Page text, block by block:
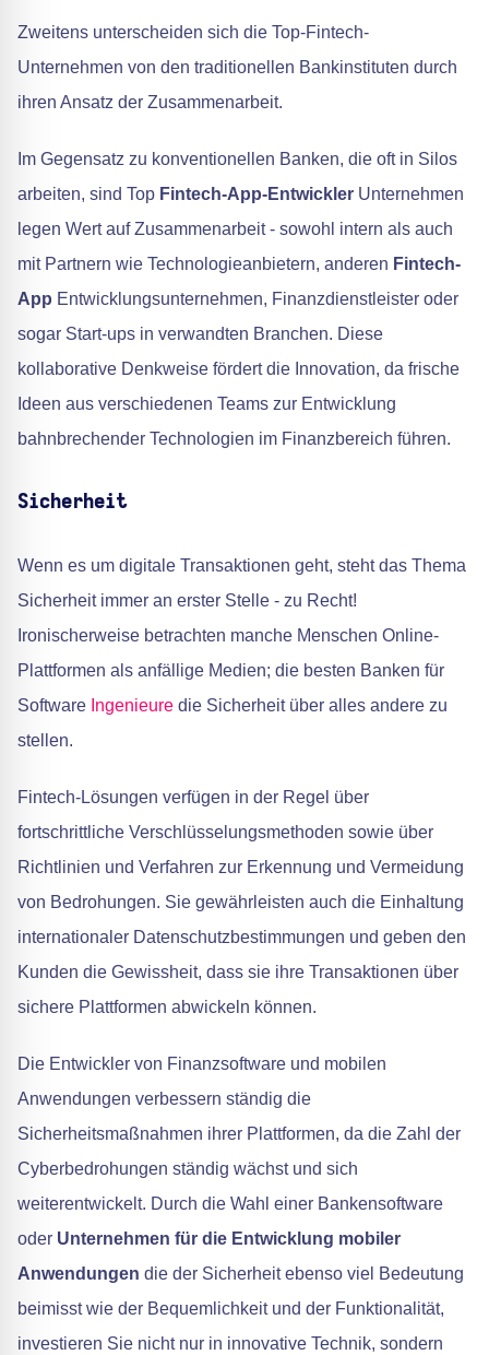
Zweitens unterscheiden sich die Top-Fintech-
Unternehmen von den traditionellen Bankinstituten durch
ihren Ansatz der Zusammenarbeit.
Im Gegensatz zu konventionellen Banken, die oft in Silos
arbeiten, sind Top Fintech-App-Entwickler Unternehmen
legen Wert auf Zusammenarbeit - sowohl intern als auch
mit Partnern wie Technologieanbietern, anderen Fintech-
App Entwicklungsunternehmen, Finanzdienstleister oder
sogar Start-ups in verwandten Branchen. Diese
kollaborative Denkweise fördert die Innovation, da frische
Ideen aus verschiedenen Teams zur Entwicklung
bahnbrechender Technologien im Finanzbereich führen.
Sicherheit
Wenn es um digitale Transaktionen geht, steht das Thema
Sicherheit immer an erster Stelle - zu Recht!
Ironischerweise betrachten manche Menschen Online-
Plattformen als anfällige Medien; die besten Banken für
Software Ingenieure die Sicherheit über alles andere zu
stellen.
Fintech-Lösungen verfügen in der Regel über
fortschrittliche Verschlüsselungsmethoden sowie über
Richtlinien und Verfahren zur Erkennung und Vermeidung
von Bedrohungen. Sie gewährleisten auch die Einhaltung
internationaler Datenschutzbestimmungen und geben den
Kunden die Gewissheit, dass sie ihre Transaktionen über
sichere Plattformen abwickeln können.
Die Entwickler von Finanzsoftware und mobilen
Anwendungen verbessern ständig die
Sicherheitsmaßnahmen ihrer Plattformen, da die Zahl der
Cyberbedrohungen ständig wächst und sich
weiterentwickelt. Durch die Wahl einer Bankensoftware
oder Unternehmen für die Entwicklung mobiler
Anwendungen die der Sicherheit ebenso viel Bedeutung
beimisst wie der Bequemlichkeit und der Funktionalität,
investieren Sie nicht nur in innovative Technik, sondern